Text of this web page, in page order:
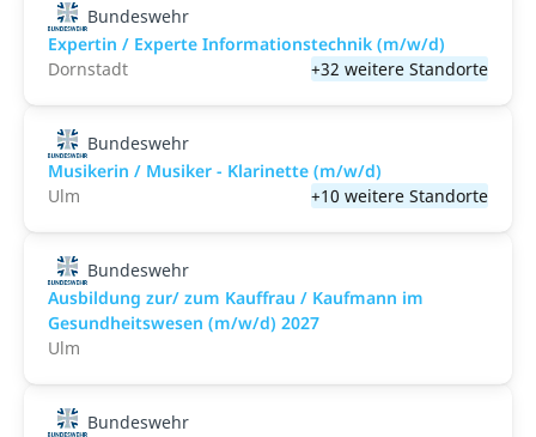
Bundeswehr
Expertin / Experte Informationstechnik (m/w/d)
Dornstadt
+32 weitere Standorte
Bundeswehr
Musikerin / Musiker - Klarinette (m/w/d)
Ulm
+10 weitere Standorte
Bundeswehr
Ausbildung zur/ zum Kauffrau / Kaufmann im
Gesundheitswesen (m/w/d) 2027
Ulm
Bundeswehr